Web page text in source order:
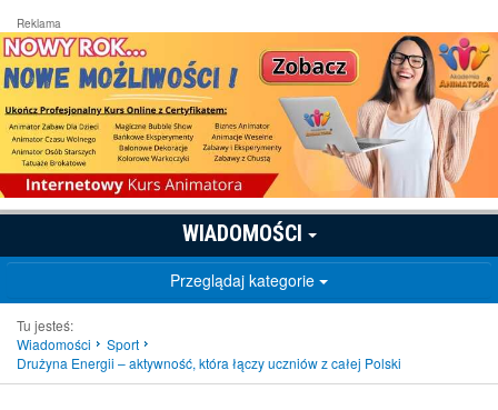
Reklama
WIADOMOŚCI
Przeglądaj kategorie
Tu jesteś:
Wiadomości
Sport
Drużyna Energii – aktywność, która łączy uczniów z całej Polski